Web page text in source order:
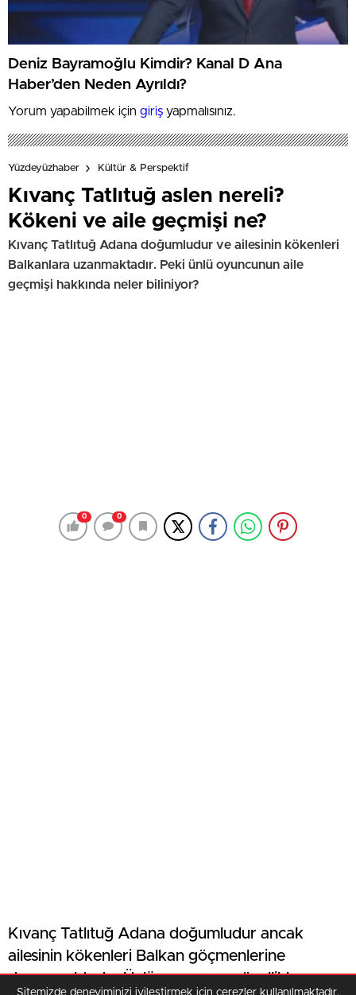
Deniz Bayramoğlu Kimdir? Kanal D Ana
Haber’den Neden Ayrıldı?
Yorum yapabilmek için giriş yapmalısınız.
Yüzdeyüzhaber Kültür & Perspektif
Kıvanç Tatlıtuğ aslen nereli?
Kökeni ve aile geçmişi ne?
Kıvanç Tatlıtuğ Adana doğumludur ve ailesinin kökenleri
Balkanlara uzanmaktadır. Peki ünlü oyuncunun aile
geçmişi hakkında neler biliniyor?
0 0
Kıvanç Tatlıtuğ Adana doğumludur ancak
ailesinin kökenleri Balkan göçmenlerine
dayanmaktadır. Ünlü oyuncunun özellikle
Sitemizde deneyiminizi iyileştirmek için çerezler kullanılmaktadır.